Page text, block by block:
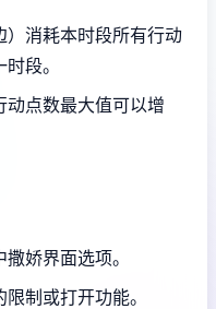
）消耗本时段所有行动
段。
动点数最大值可以增
娇界面选项。
制或打开功能。